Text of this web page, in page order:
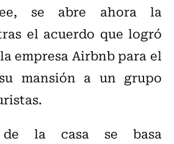
se abre ahora la
el acuerdo que logró
empresa Airbnb para el
mansión a un grupo
la casa se basa